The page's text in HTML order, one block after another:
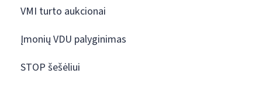
VMI turto aukcionai
Įmonių VDU palyginimas
STOP šešėliui